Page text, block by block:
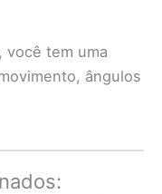
você tem uma
ângulos